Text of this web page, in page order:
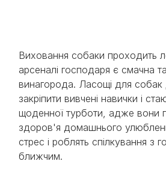
Виховання собаки проходить
арсеналі господаря є смачна
винагорода. Ласощі для
закріпити вивчені навички і
щоденної турботи, адже вони
здоров'я домашнього
стрес і роблять спілкування з
ближчим.